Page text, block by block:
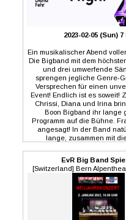
2023-02-05 (Sun) 7
Ein musikalischer Abend
Die Bigband mit dem
und drei umwerfende
sprengen jegliche Genre-
Versprechen für einen
Event! Endlich ist es soweit!
Chrissi, Diana und Irina
Boon Bigband ihr lange
Programm auf die Bühne.
angesagt! In der Band
lange, zusammen mit
Songs aus allen
gehörten Arrangements. Ein
musikalischer Highlights.
nicht entgehen. 5.
Musikcontainer Uster 12.
Schluefwegsaal
https://eventfrog.ch/JBBB-
EvR Big Band
[Switzerland] Bern